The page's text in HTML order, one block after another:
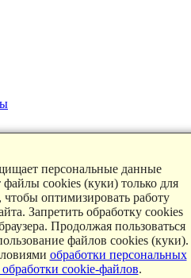
персональные данные
файлы cookies (куки) только для
оптимизировать работу
Запретить обработку cookies
Продолжая пользоваться
файлов cookies (куки).
обработки персональных
cookie-файлов.